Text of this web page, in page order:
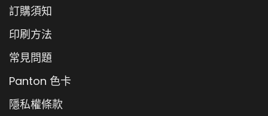
訂購須知
印刷方法
常見問題
Panton 色卡
隱私權條款